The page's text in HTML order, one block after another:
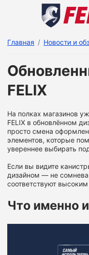
Главная Новости и
FELIX
На полках магазинов
FELIX в обновлённом
просто смена
элементов, которые
увереннее выбирать
Если вы видите
дизайном — не
соответствуют
Что именно